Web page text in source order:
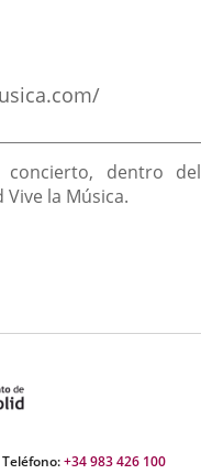
concierto, dentro del
la Música.
Teléfono:+34 983 426 100